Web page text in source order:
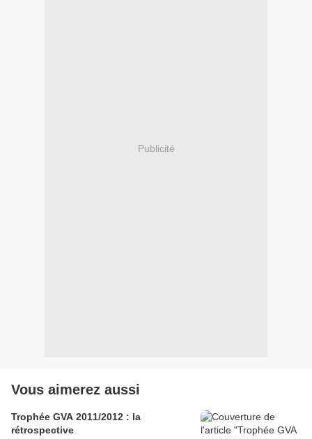
Publicité
Vous aimerez aussi
Trophée GVA 2011/2012 : la
rétrospective